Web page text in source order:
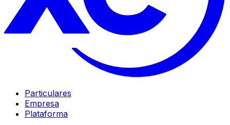
Particulares
Empresa
Plataforma